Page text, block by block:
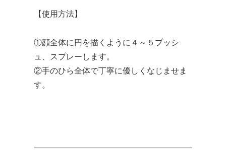
【使用方法】
①顔全体に円を描くように４～５プッシ
ュ、スプレーします。
②手のひら全体で丁寧に優しくなじませま
す。